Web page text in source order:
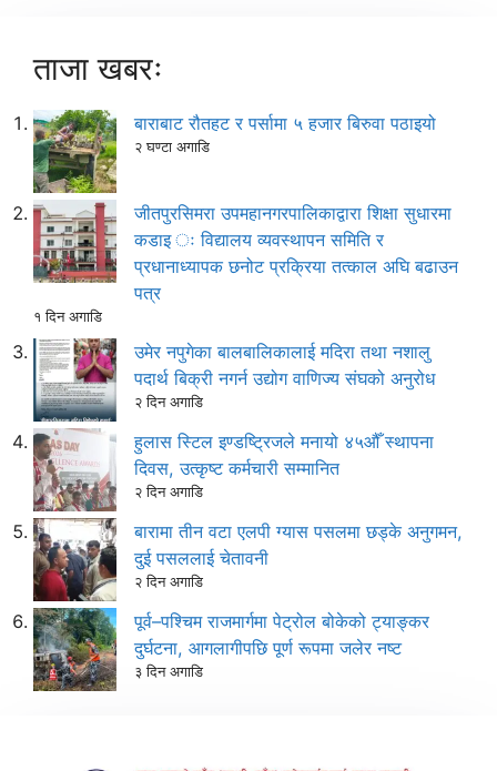
ताजा खबरः
बाराबाट रौतहट र पर्सामा ५ हजार बिरुवा पठाइयो
२ घण्टा अगाडि
जीतपुरसिमरा उपमहानगरपालिकाद्वारा शिक्षा सुधारमा
कडाइ ः विद्यालय व्यवस्थापन समिति र
प्रधानाध्यापक छनोट प्रक्रिया तत्काल अघि बढाउन
पत्र
१ दिन अगाडि
उमेर नपुगेका बालबालिकालाई मदिरा तथा नशालु
पदार्थ बिक्री नगर्न उद्योग वाणिज्य संघको अनुरोध
२ दिन अगाडि
हुलास स्टिल इण्डष्ट्रिजले मनायो ४५औँ स्थापना
दिवस, उत्कृष्ट कर्मचारी सम्मानित
२ दिन अगाडि
बारामा तीन वटा एलपी ग्यास पसलमा छड्के अनुगमन,
दुई पसललाई चेतावनी
२ दिन अगाडि
पूर्व–पश्चिम राजमार्गमा पेट्रोल बोकेको ट्याङ्कर
दुर्घटना, आगलागीपछि पूर्ण रूपमा जलेर नष्ट
३ दिन अगाडि